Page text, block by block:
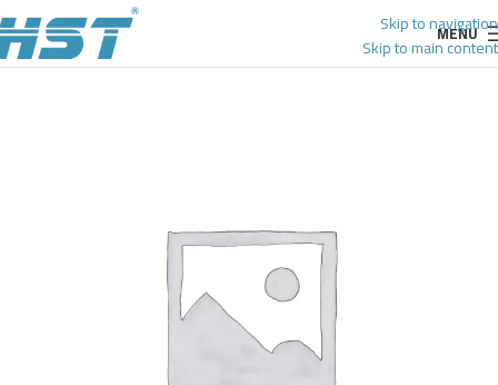
Skip to navigation
Skip to main content
MENU